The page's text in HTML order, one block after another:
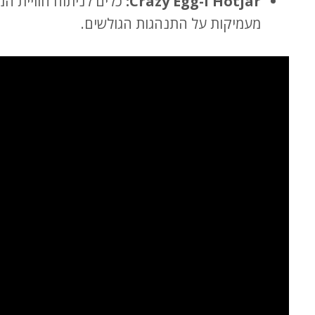
מעמיקות על התנהגות הגולשים.